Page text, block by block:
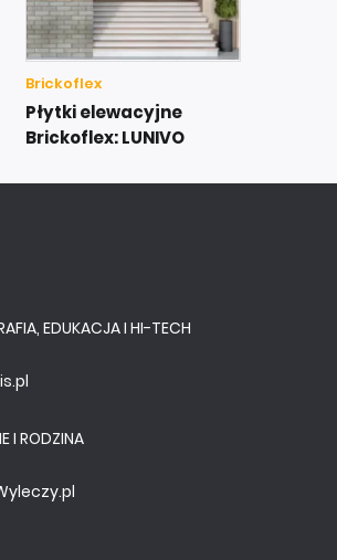
Brickoflex
Płytki elewacyjne
Brickoflex: LUNIVO
EDUKACJA I HI-TECH
I RODZINA